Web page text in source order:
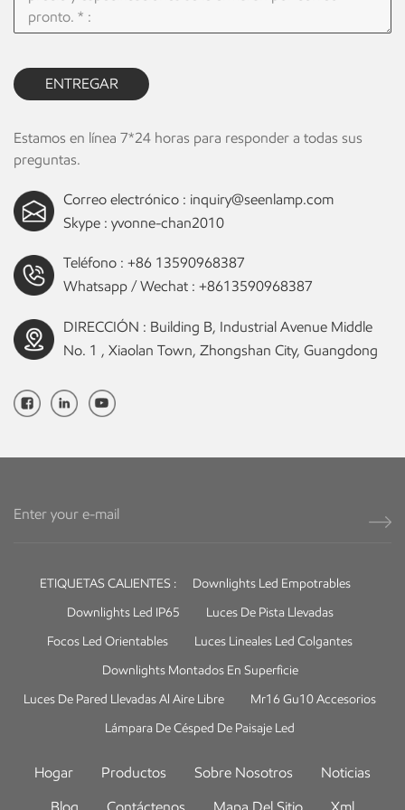
ENTREGAR
Estamos en línea 7*24 horas para responder a todas sus
preguntas.
Correo electrónico : inquiry@seenlamp.com
Skype : yvonne-chan2010
Teléfono : +86 13590968387
Whatsapp / Wechat : +8613590968387
DIRECCIÓN : Building B, Industrial Avenue Middle
No. 1 , Xiaolan Town, Zhongshan City, Guangdong
ETIQUETAS CALIENTES :
Downlights Led Empotrables
Downlights Led IP65
Luces De Pista Llevadas
Focos Led Orientables
Luces Lineales Led Colgantes
Downlights Montados En Superficie
Luces De Pared Llevadas Al Aire Libre
Mr16 Gu10 Accesorios
Lámpara De Césped De Paisaje Led
Hogar Productos Sobre Nosotros
Noticias
Blog
Contáctenos Mapa Del Sitio Xml